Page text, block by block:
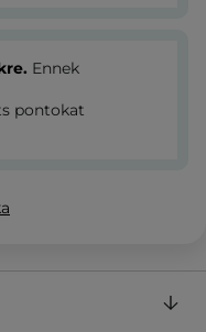
Ennek
pontokat